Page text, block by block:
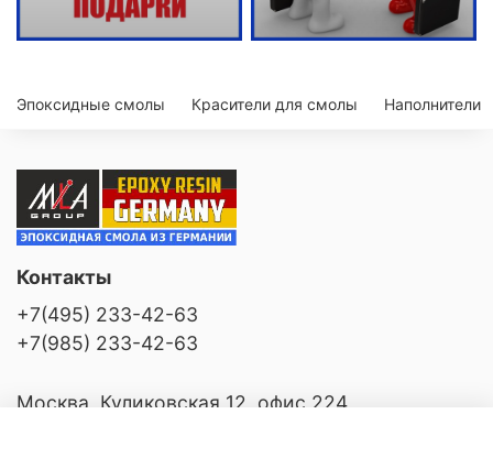
Эпоксидные смолы Красители для смолы Наполнители
Контакты
+7(495) 233-42-63
+7(985) 233-42-63
Москва, Куликовская 12, офис 224